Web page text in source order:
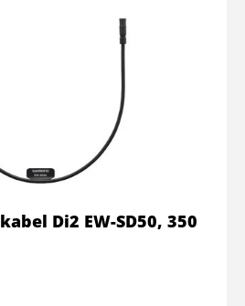
Di2 EW-SD50, 350